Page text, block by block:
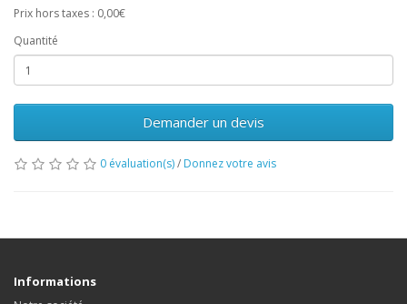
Prix hors taxes : 0,00€
Quantité
Demander un devis
0 évaluation(s)/ Donnez votre avis
Informations